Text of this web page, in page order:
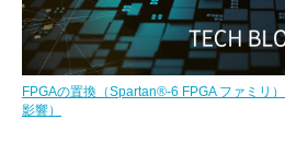
FPGAの置換（Spartan®-6 FPGA ファミリ
影響）